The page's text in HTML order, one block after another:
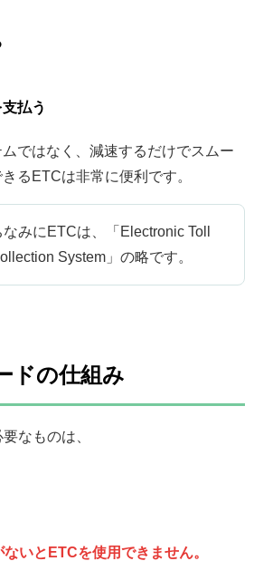
払う
ではなく、減速するだけでスムー
るETCは非常に便利です。
なみにETCは、「Electronic Toll
System」の略です。
ドの仕組み
なものは、
ないとETCを使用できません。